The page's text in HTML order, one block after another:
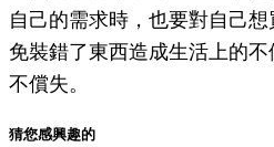
自己的需求時，也要對自己
免裝錯了東西造成生活上的
不償失。
猜您感興趣的